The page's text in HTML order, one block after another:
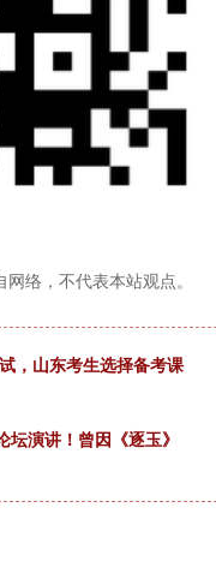
络，不代表本站观点。
，山东考生选择备考课
演讲！曾因《逐玉》